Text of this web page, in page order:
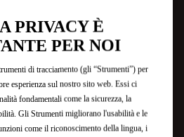
PRIVACY È
PER NOI
di tracciamento (gli “Strumenti”) per
esperienza sul nostro sito web. Essi ci
fondamentali come la sicurezza, la
Gli Strumenti migliorano l'usabilità e le
come il riconoscimento della lingua, i